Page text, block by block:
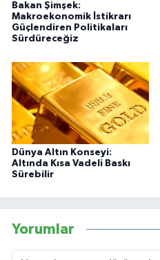
Bakan Şimşek:
Makroekonomik İstikrarı
Güçlendiren Politikaları
Sürdüreceğiz
Dünya Altın Konseyi:
Altında Kısa Vadeli Baskı
Sürebilir
Yorumlar